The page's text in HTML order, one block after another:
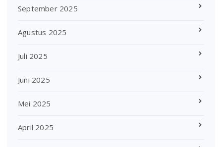
September 2025
Agustus 2025
Juli 2025
Juni 2025
Mei 2025
April 2025